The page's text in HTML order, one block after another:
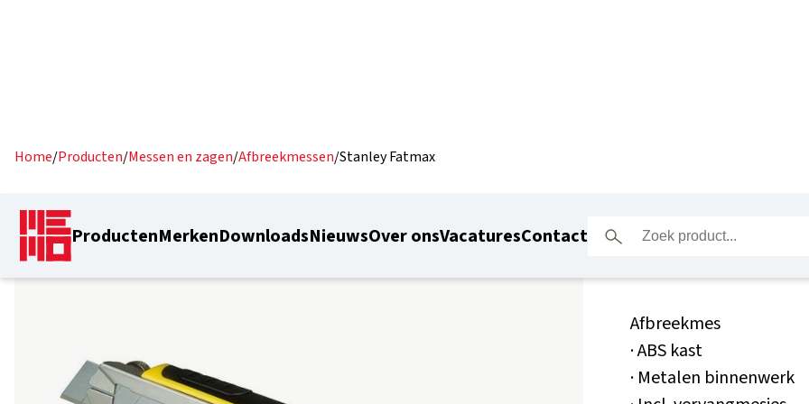
ProductenMerkenDownloadsNieuwsOver onsVacaturesContact
Home/Producten/Messen en zagen/Afbreekmessen/Stanley Fatmax
Stanley
Afbreekmes
· ABS kast
· Metalen binnenwerk